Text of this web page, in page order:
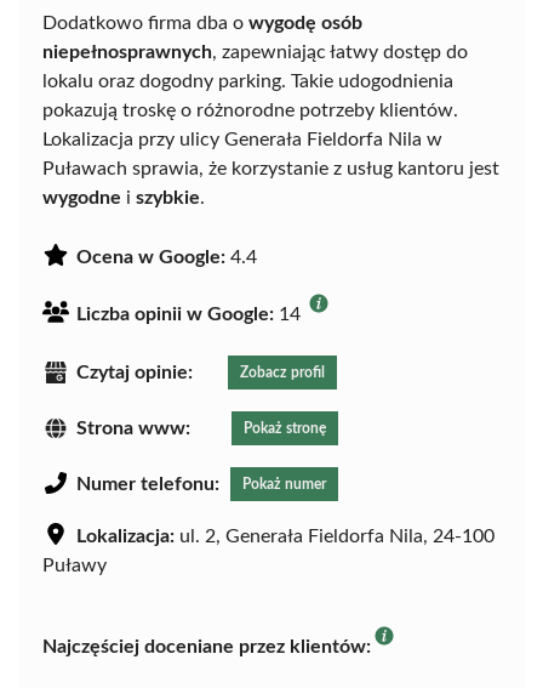
Dodatkowo firma dba o wygodę osób
niepełnosprawnych, zapewniając łatwy dostęp do
lokalu oraz dogodny parking. Takie udogodnienia
pokazują troskę o różnorodne potrzeby klientów.
Lokalizacja przy ulicy Generała Fieldorfa Nila w
Puławach sprawia, że korzystanie z usług kantoru jest
wygodne i szybkie.
Ocena w Google: 4.4
Liczba opinii w Google: 14
Czytaj opinie: Zobacz profil
Strona www: Pokaż stronę
Numer telefonu: Pokaż numer
Lokalizacja: ul. 2, Generała Fieldorfa Nila, 24-100
Puławy
Najczęściej doceniane przez klientów: